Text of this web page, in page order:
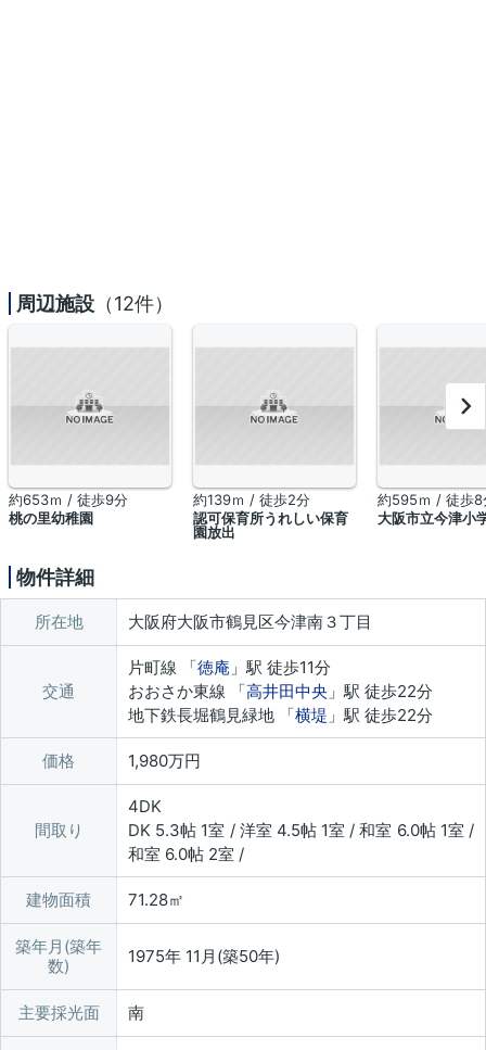
周辺施設 （12件）
約653ｍ / 徒歩9分
桃の里幼稚園
約139ｍ / 徒歩2分
認可保育所うれしい保育
園放出
約595ｍ / 徒歩8
大阪市立今津小
物件詳細
所在地 大阪府大阪市鶴見区今津南３丁目
交通
片町線 「徳庵 」駅 徒歩11分
おおさか東線 「高井田中央 」駅 徒歩22分
地下鉄長堀鶴見緑地 「横堤 」駅 徒歩22分
価格 1,980万円
間取り
4DK
DK 5.3帖 1室 / 洋室 4.5帖 1室 / 和室 6.0帖 1室 /
和室 6.0帖 2室 /
建物面積 71.28㎡
築年月(築年
数)
1975年 11月(築50年)
主要採光面 南